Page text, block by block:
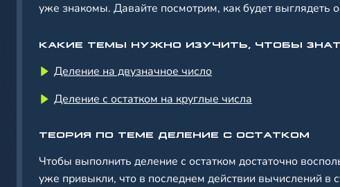
уже знакомы. Давайте посмотрим, как будет выглядеть
КАКИЕ ТЕМЫ НУЖНО ИЗУЧИТЬ, ЧТОБЫ
Деление на двузначное число
Деление с остатком на круглые числа
ТЕОРИЯ ПО ТЕМЕ ДЕЛЕНИЕ С ОСТАТКОМ
Чтобы выполнить деление с остатком достаточно
уже привыкли, что в последнем действии вычислений в